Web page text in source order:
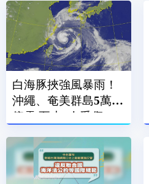
白海豚挾強風暴雨！
沖繩、奄美群島5萬戶
停電 至少7人受傷